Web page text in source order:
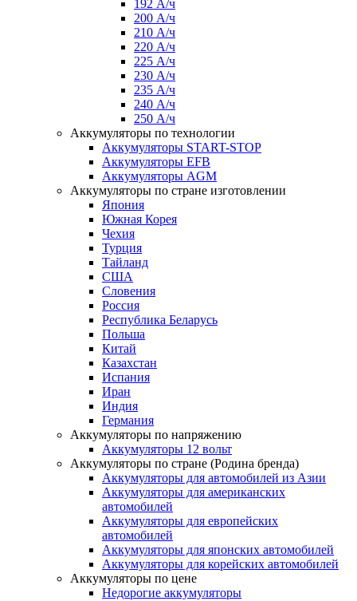
192 А/ч
200 А/ч
210 А/ч
220 А/ч
225 А/ч
230 А/ч
235 А/ч
240 А/ч
250 А/ч
Аккумуляторы по технологии
Аккумуляторы START-STOP
Аккумуляторы EFB
Аккумуляторы AGM
Аккумуляторы по стране изготовлении
Япония
Южная Корея
Чехия
Турция
Тайланд
США
Словения
Россия
Республика Беларусь
Польша
Китай
Казахстан
Испания
Иран
Индия
Германия
Аккумуляторы по напряжению
Аккумуляторы 12 вольт
Аккумуляторы по стране (Родина бренда)
Аккумуляторы для автомобилей из Азии
Аккумуляторы для американских
автомобилей
Аккумуляторы для европейских
автомобилей
Аккумуляторы для японских автомобилей
Аккумуляторы для корейских автомобилей
Аккумуляторы по цене
Недорогие аккумуляторы